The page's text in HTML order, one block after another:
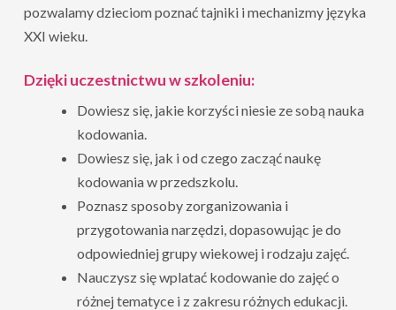
pozwalamy dzieciom poznać tajniki i mechanizmy języka
XXI wieku.
Dzięki uczestnictwu w szkoleniu:
Dowiesz się, jakie korzyści niesie ze sobą nauka
kodowania.
Dowiesz się, jak i od czego zacząć naukę
kodowania w przedszkolu.
Poznasz sposoby zorganizowania i
przygotowania narzędzi, dopasowując je do
odpowiedniej grupy wiekowej i rodzaju zajęć.
Nauczysz się wplatać kodowanie do zajęć o
różnej tematyce i z zakresu różnych edukacji.